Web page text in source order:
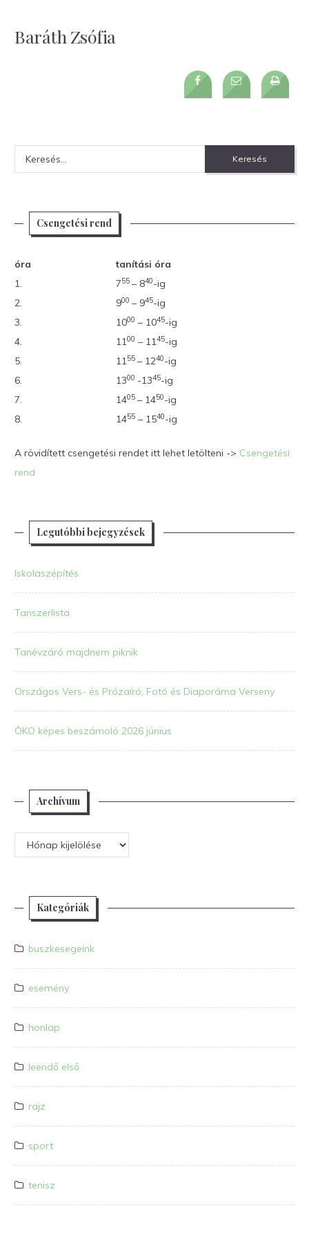
Baráth Zsófia
Keresés:
Csengetési rend
óra
tanítási óra
1.
755 – 840-ig
2.
900 – 945-ig
3.
1000 – 1045-ig
4.
1100 – 1145-ig
5.
1155 – 1240-ig
6.
1300 -1345-ig
7.
1405 – 1450-ig
8.
1455 – 1540-ig
A rövidített csengetési rendet itt lehet letölteni -> Csengetési
rend
Legutóbbi bejegyzések
Iskolaszépítés
Tanszerlista
Tanévzáró majdnem piknik
Országos Vers- és Prózaíró, Fotó és Diaporáma Verseny
ÖKO képes beszámoló 2026 június
Archívum
Archívum
Kategóriák
buszkesegeink
esemény
honlap
leendő első
rajz
sport
tenisz